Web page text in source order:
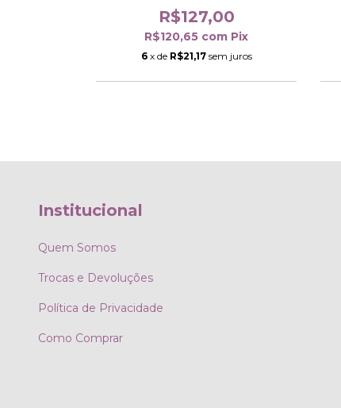
R$127,00
R$120,65 com Pix
6 x de R$21,17 sem juros
Institucional
Quem Somos
Trocas e Devoluções
Política de Privacidade
Como Comprar